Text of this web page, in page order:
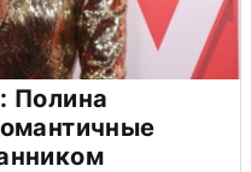
Полина